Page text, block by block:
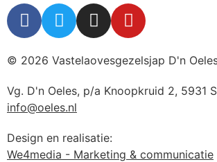
© 2026 Vastelaovesgezelsjap D'n
Vg. D'n Oeles, p/a Knoopkruid 2, 5931
info@oeles.nl
Design en realisatie:
We4media - Marketing & communicatie